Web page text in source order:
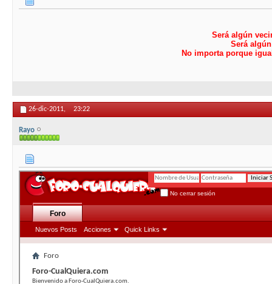
Será algún
Será
No importa porque
26-dic-2011, 23:22
Rayo